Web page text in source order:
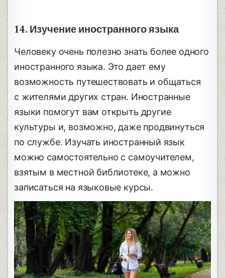
14. Изучение иностранного языка
Человеку очень полезно знать более одного
иностранного языка. Это дает ему
возможность путешествовать и общаться
с жителями других стран. Иностранные
языки помогут вам открыть другие
культуры и, возможно, даже продвинуться
по службе. Изучать иностранный язык
можно самостоятельно с самоучителем,
взятым в местной библиотеке, а можно
записаться на языковые курсы.